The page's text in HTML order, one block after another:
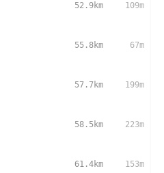
52.9km 109m
55.8km 67m
57.7km 199m
58.5km 223m
61.4km 153m